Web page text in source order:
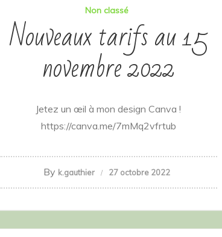
Non classé
Nouveaux tarifs au 15
novembre 2022
Jetez un œil à mon design Canva !
https://canva.me/7mMq2vfrtub
By k.gauthier 27 octobre 2022